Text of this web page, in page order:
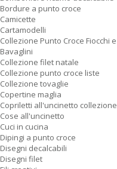
Bordure a punto croce
Camicette
Cartamodelli
Collezione Punto Croce Fiocchi e
Bavaglini
Collezione filet natale
Collezione punto croce liste
Collezione tovaglie
Copertine maglia
Copriletti all'uncinetto collezione
Cose all'uncinetto
Cuci in cucina
Dipingi a punto croce
Disegni decalcabili
Disegni filet